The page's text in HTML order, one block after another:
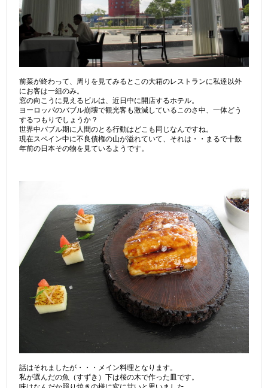
前菜が終わって、周りを見てみるとこの大箱のレストランに私達以外
にお客は一組のみ。
窓の向こうに見えるビルは、近日中に開店するホテル。
ヨーロッパのバブル崩壊で観光客も激減しているこのさ中、一体どう
するつもりでしょうか？
世界中バブル期に人間のとる行動はどこも同じなんですね。
現在スペイン中に不良債権の山が溢れていて、それは・・まるで十数
年前の日本その物を見ているようです。
話はそれましたが・・・メイン料理となります。
私が選んだの魚（すずき）下は桜の木で作った皿です。